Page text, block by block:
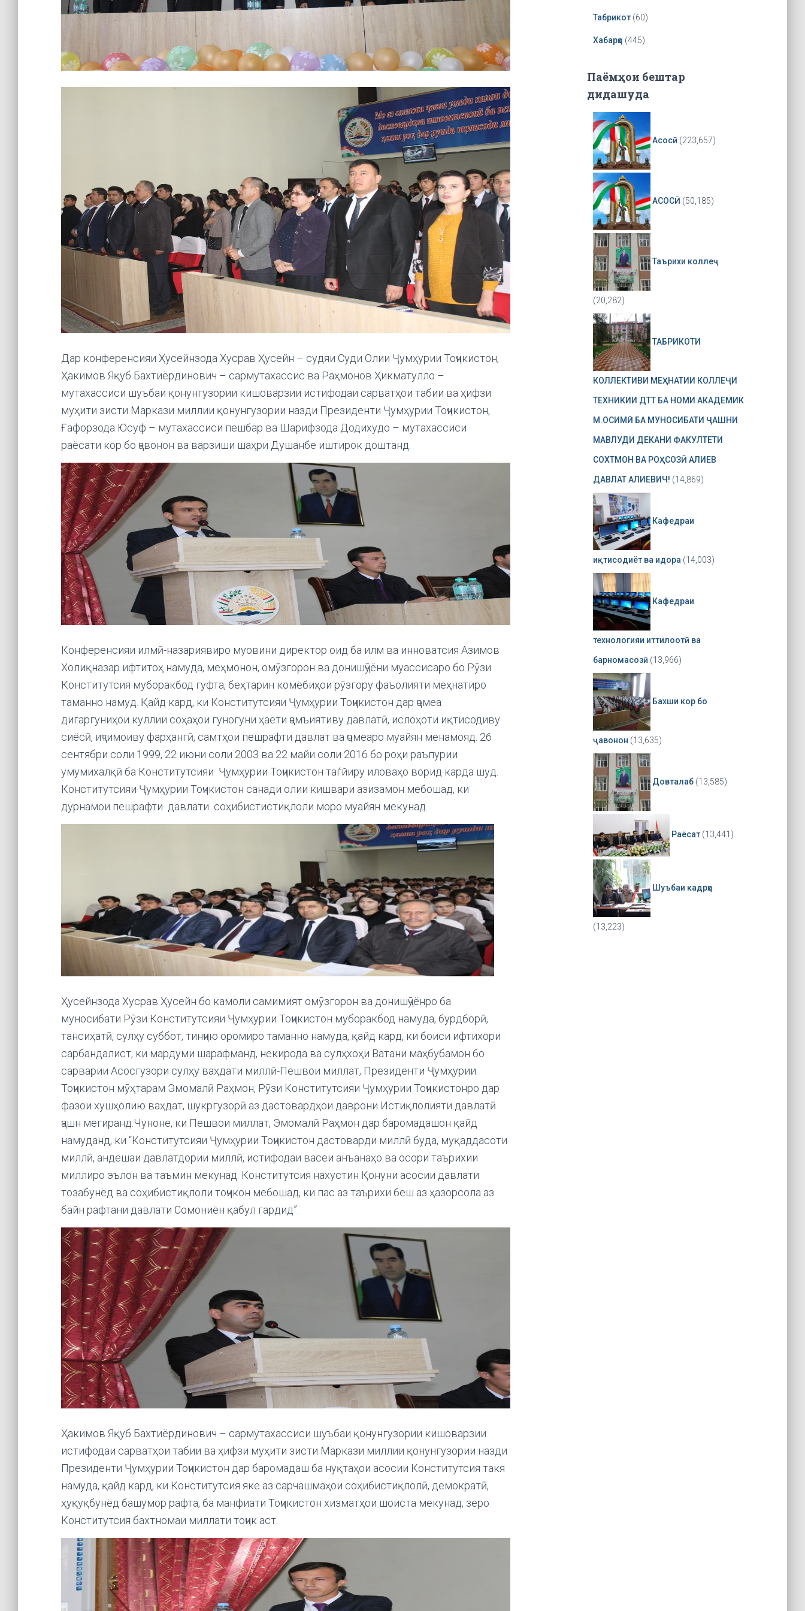
Дар конференсияи Ҳусейнзода Хусрав Ҳусейн – судяи Суди Олии Ҷумҳурии Тоҷикистон,
Ҳакимов Яқуб Бахтиёрдинович – сармутахассис ва Раҳмонов Ҳикматулло –
мутахассиси шуъбаи қонунгузории кишоварзии истифодаи сарватҳои табии ва ҳифзи
муҳити зисти Маркази миллии қонунгузории назди Президенти Ҷумҳурии Тоҷикистон,
Ғафорзода Юсуф – мутахассиси пешбар ва Шарифзода Додихудо – мутахассиси
раёсати кор бо ҷавонон ва варзиши шаҳри Душанбе иштирок доштанд.
Конференсияи илмӣ-назариявиро муовини директор оид ба илм ва инноватсия Азимов
Холиқназар ифтитоҳ намуда, меҳмонон, омӯзгорон ва донишҷӯёни муассисаро бо Рӯзи
Конститутсия муборакбод гуфта, беҳтарин комёбиҳои рӯзгору фаъолияти меҳнатиро
таманно намуд. Қайд кард, ки Конститутсияи Ҷумҳурии Тоҷикистон дар ҷомеа
дигаргуниҳои куллии соҳаҳои гуногуни ҳаёти ҷамъиятиву давлатӣ, ислоҳоти иқтисодиву
сиёсӣ, иҷтимоиву фарҳангӣ, самтҳои пешрафти давлат ва ҷомеаро муайян менамояд. 26
сентябри соли 1999, 22 июни соли 2003 ва 22 майи соли 2016 бо роҳи раъпурии
умумихалқӣ ба Конститутсияи Ҷумҳурии Тоҷикистон таѓйиру иловаҳо ворид карда шуд.
Конститутсияи Ҷумҳурии Тоҷикистон санади олии кишвари азизамон мебошад, ки
дурнамои пешрафти давлати соҳибистистиқлоли моро муайян мекунад.
Ҳусейнзода Хусрав Ҳусейн бо камоли самимият омӯзгорон ва донишҷӯёнро ба
муносибати Рӯзи Конститутсияи Ҷумҳурии Тоҷикистон муборакбод намуда, бурдборӣ,
тансиҳатӣ, сулҳу суббот, тинҷию оромиро таманно намуда, қайд кард, ки боиси ифтихори
сарбандалист, ки мардуми шарафманд, некирода ва сулҳхоҳи Ватани маҳбубамон бо
сарварии Асосгузори сулҳу ваҳдати миллӣ-Пешвои миллат, Президенти Ҷумҳурии
Тоҷикистон мӯҳтарам Эмомалӣ Раҳмон, Рӯзи Конститутсияи Ҷумҳурии Тоҷикистонро дар
фазои хушҳолию ваҳдат, шукргузорӣ аз дастовардҳои даврони Истиқлолияти давлатӣ
ҷашн мегиранд.Чуноне, ки Пешвои миллат, Эмомалӣ Раҳмон дар баромадашон қайд
намуданд, ки “Конститутсияи Ҷумҳурии Тоҷикистон дастоварди миллӣ буда, муқаддасоти
миллӣ, андешаи давлатдории миллӣ, истифодаи васеи анъанаҳо ва осори таърихии
миллиро эълон ва таъмин мекунад. Конститутсия нахустин Қонуни асосии давлати
тозабунёд ва соҳибистиқлоли тоҷикон мебошад, ки пас аз таърихи беш аз ҳазорсола аз
байн рафтани давлати Сомониён қабул гардид”.
Ҳакимов Яқуб Бахтиёрдинович – сармутахассиси шуъбаи қонунгузории кишоварзии
истифодаи сарватҳои табии ва ҳифзи муҳити зисти Маркази миллии қонунгузории назди
Президенти Ҷумҳурии Тоҷикистон дар баромадаш ба нуқтаҳои асосии Конститутсия такя
намуда, қайд кард, ки Конститутсия яке аз сарчашмаҳои соҳибистиқлолӣ, демократӣ,
ҳуқуқбунёд башумор рафта, ба манфиати Тоҷикистон хизматҳои шоиста мекунад, зеро
Конститутсия бахтномаи миллати тоҷик аст.
Табрикот(60)
Хабарҳо (445)
Паёмҳои бештар
дидашуда
Асосӣ (223,657)
АСОСӢ (50,185)
Таърихи коллеҷ
(20,282)
ТАБРИКОТИ
КОЛЛЕКТИВИ МЕҲНАТИИ КОЛЛЕҶИ
ТЕХНИКИИ ДТТ БА НОМИ АКАДЕМИК
М.ОСИМӢ БА МУНОСИБАТИ ҶАШНИ
МАВЛУДИ ДЕКАНИ ФАКУЛТЕТИ
СОХТМОН ВА РОҲСОЗӢ АЛИЕВ
ДАВЛАТ АЛИЕВИЧ! (14,869)
Кафедраи
иқтисодиёт ва идора (14,003)
Кафедраи
технологияи иттилоотӣ ва
барномасозӣ (13,966)
Бахши кор бо
ҷавонон (13,635)
Довталаб (13,585)
Раёсат (13,441)
Шуъбаи кадрҳо
(13,223)